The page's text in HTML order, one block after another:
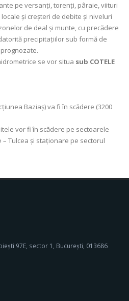
pe versanţi, torenţi, pâraie, viituri
şi creşteri de debite şi niveluri
de deal și munte, cu precădere
precipitaţiilor sub formă de
se vor situa sub COTELE
Baziaş) va fi în scădere (3200
vor fi în scădere pe sectoarele
– Tulcea şi staţionare pe sectorul
97E, sector 1, București, 013686